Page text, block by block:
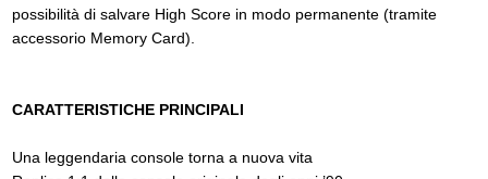
possibilità di salvare High Score in modo permanente (tramite
accessorio Memory Card).
CARATTERISTICHE PRINCIPALI
Una leggendaria console torna a nuova vita